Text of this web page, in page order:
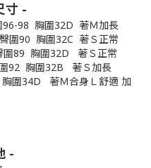
寸 -
98 胸圍32D 著Ｍ加長
90 胸圍32C 著Ｓ正常
89 胸圍32D 著Ｓ正常
胸圍32B 著Ｓ加長
34D 著Ｍ合身Ｌ舒適 加
-